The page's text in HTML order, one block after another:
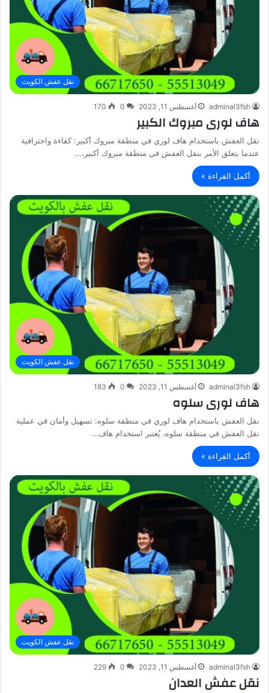
نقل عفش الكويت
adminal3fsh أغسطس 11, 2023 0
170
هاف لورى مبروك الكبير
نقل العفش باستخدام هاف لوري في منطقة مبروك أكبير: كفاءة واحترافية
عندما يتعلق الأمر بنقل العفش في منطقة مبروك أكبير،…
أكمل القراءة »
نقل عفش الكويت
adminal3fsh أغسطس 11, 2023 0
183
هاف لورى سلوه
نقل العفش باستخدام هاف لوري في منطقة سلوه: تسهيل وأمان في عملية
نقل العفش في منطقة سلوه، يُعتبر استخدام هاف…
أكمل القراءة »
نقل عفش الكويت
adminal3fsh أغسطس 11, 2023 0
229
نقل عفش العدان